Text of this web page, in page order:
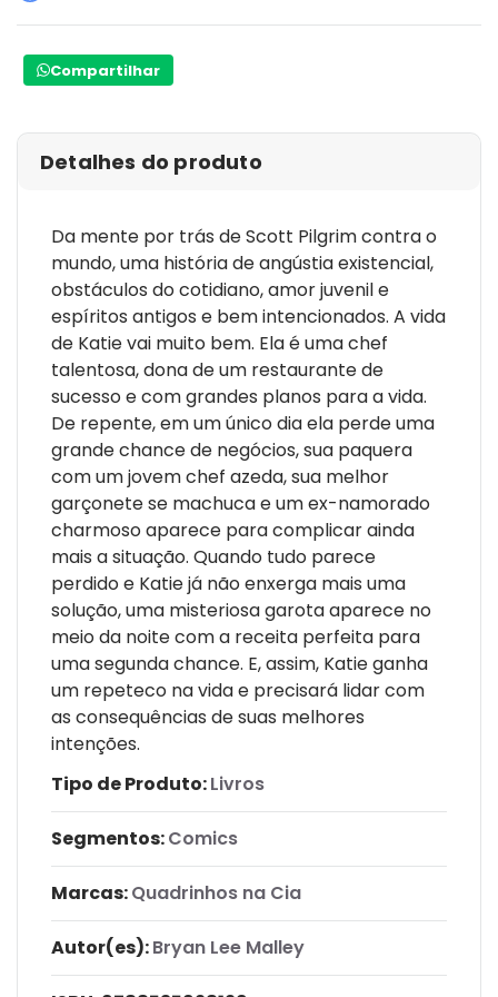
Compartilhar
Detalhes do produto
Da mente por trás de Scott Pilgrim contra o
mundo, uma história de angústia existencial,
obstáculos do cotidiano, amor juvenil e
espíritos antigos e bem intencionados. A vida
de Katie vai muito bem. Ela é uma chef
talentosa, dona de um restaurante de
sucesso e com grandes planos para a vida.
De repente, em um único dia ela perde uma
grande chance de negócios, sua paquera
com um jovem chef azeda, sua melhor
garçonete se machuca e um ex-namorado
charmoso aparece para complicar ainda
mais a situação. Quando tudo parece
perdido e Katie já não enxerga mais uma
solução, uma misteriosa garota aparece no
meio da noite com a receita perfeita para
uma segunda chance. E, assim, Katie ganha
um repeteco na vida e precisará lidar com
as consequências de suas melhores
intenções.
Tipo de Produto:Livros
Segmentos:Comics
Marcas:Quadrinhos na Cia
Autor(es):Bryan Lee Malley